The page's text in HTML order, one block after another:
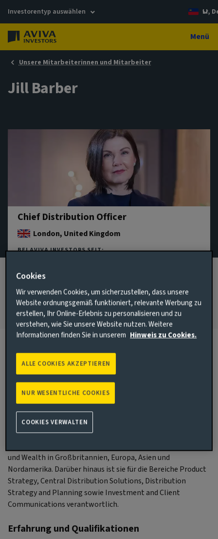
Investorentyp auswählen LI,
Menü
Unsere Mitarbeiterinnen und Mitarbeiter
Jill Barber
Chief Distribution Officer
London, United Kingdom
BEI AVIVA INVESTORS SEIT:
IN DER BRANCHE TÄTIG SEIT:
1995
Biographie
Aufgabenschwerpunkte
Jill Barber ist Mitglied des Executive Committee von Aviva
Investors und weltweit für Kundenlösungen über alle
Kundenkanäle hinweg verantwortlich. Sie leitet die globalen
und Wealth in Großbritannien, Europa, Asien und
Nordamerika. Darüber hinaus ist sie für die Bereiche Product
Strategy, Central Distribution Solutions, Distribution
Strategy and Planning sowie Investment and Client
Communications verantwortlich.
Erfahrung und Qualifikationen
Cookies
Wir verwenden Cookies, um sicherzustellen, dass unsere
Website ordnungsgemäß funktioniert, relevante Werbung zu
erstellen, Ihr Online-Erlebnis zu personalisieren und zu
verstehen, wie Sie unsere Website nutzen. Weitere
Informationen finden Sie in unserem Hinweis zu Cookies.
NUR WESENTLICHE COOKIES
ALLE COOKIES AKZEPTIEREN
COOKIES VERWALTEN